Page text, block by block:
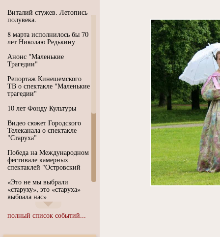
Виталий стужев. Летопись
полувека.
8 марта исполнилось бы 70
лет Николаю Редькину
Анонс "Маленькие
Трагедии"
Репортаж Кинешемского
ТВ о спектакле "Маленькие
трагедии"
10 лет Фонду Культуры
Видео сюжет Городского
Телеканала о спектакле
"Старуха"
Победа на Международном
фестивале камерных
спектаклей "Островский
«Это не мы выбрали
«старуху», это «старуха»
выбрала нас»
Иммерсивный спектакль
"Язык чистого полета
полный список событий...